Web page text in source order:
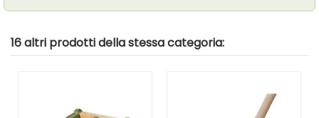
16 altri prodotti della stessa categoria: